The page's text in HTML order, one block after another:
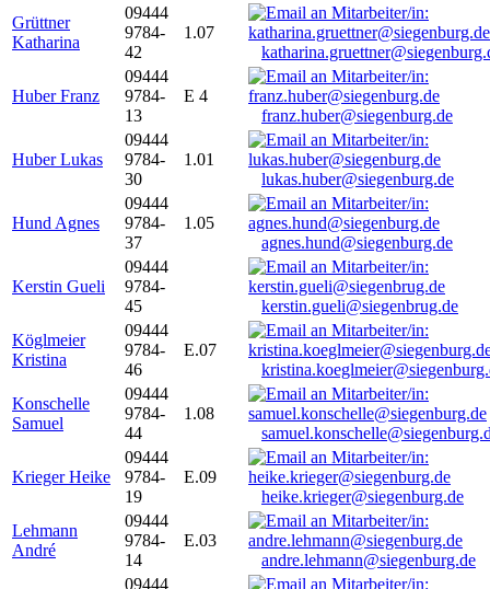
Grüttner
Katharina
09444
9784-
42
1.07
Huber Franz
09444
9784-
13
E 4
franz.huber@siegenburg.de
Huber Lukas
09444
9784-
30
1.01
lukas.huber@siegenburg.de
Hund Agnes
09444
9784-
37
1.05
agnes.hund@siegenburg.de
Kerstin Gueli
09444
9784-
45
kerstin.gueli@siegenbrug.de
Köglmeier
Kristina
09444
9784-
46
E.07
Konschelle
Samuel
09444
9784-
44
1.08
Krieger Heike
09444
9784-
19
E.09
heike.krieger@siegenburg.de
Lehmann
André
09444
9784-
14
E.03
andre.lehmann@siegenburg.de
09444